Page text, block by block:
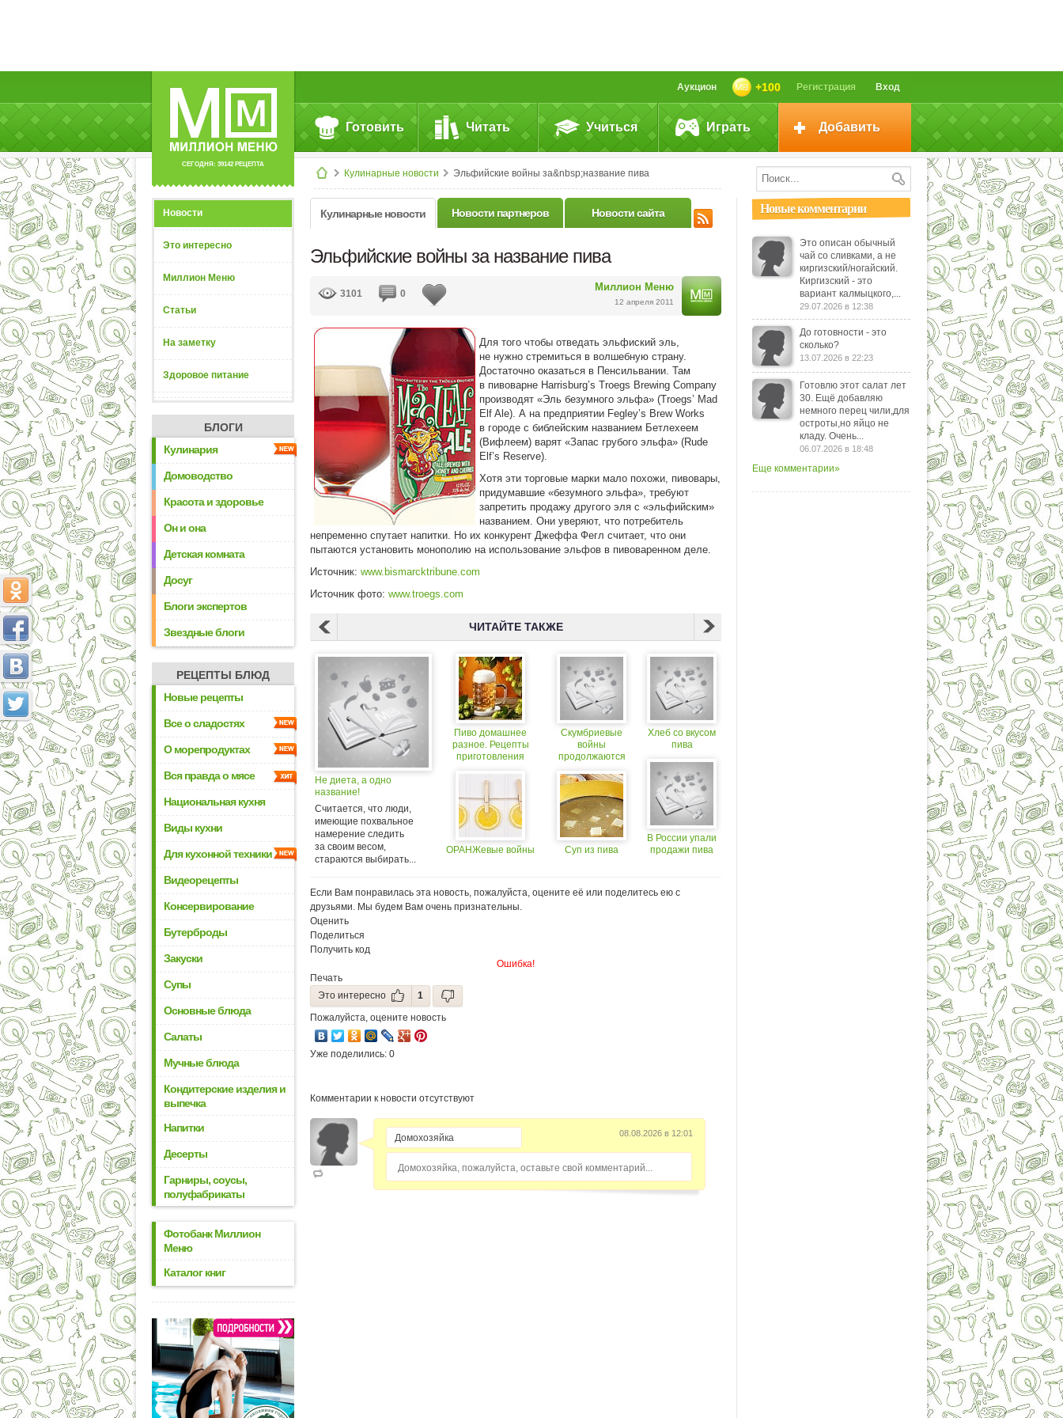
СЕГОДНЯ: 39142 РЕЦЕПТА
Вход
Регистрация
+100
Аукцион
Готовить Читать Учиться Играть Добавить
Кулинарные новости Эльфийские войны за&nbsp;название пива
Новости
Это интересно
Миллион Меню
Статьи
На заметку
Здоровое питание
БЛОГИ
Кулинария
Домоводство
Красота и здоровье
Он и она
Детская комната
Досуг
Блоги экспертов
Звездные блоги
РЕЦЕПТЫ БЛЮД
Новые рецепты
Все о сладостях
О морепродуктах
Вся правда о мясе
Национальная кухня
Виды кухни
Для кухонной техники
Видеорецепты
Консервирование
Бутерброды
Закуски
Супы
Основные блюда
Салаты
Мучные блюда
Кондитерские изделия и
выпечка
Напитки
Десерты
Гарниры, соусы,
полуфабрикаты
Фотобанк Миллион
Меню
Каталог книг
Кулинарные новости Новости партнеров Новости сайта
Эльфийские войны за название пива
Миллион Меню
12 апреля 2011
3101 0
Для того чтобы отведать эльфиский эль,
не нужно стремиться в волшебную страну.
Достаточно оказаться в Пенсильвании. Там
в пивоварне Harrisburg’s Troegs Brewing Company
производят «Эль безумного эльфа» (Troegs’ Mad
Elf Ale). А на предприятии Fegley’s Brew Works
в городе с библейским названием Бетлехеем
(Вифлеем) варят «Запас грубого эльфа» (Rude
Elf’s Reserve).
Хотя эти торговые марки мало похожи, пивовары,
придумавшие «безумного эльфа», требуют
запретить продажу другого эля с «эльфийским»
названием. Они уверяют, что потребитель
непременно спутает напитки. Но их конкурент Джеффа Фегл считает, что они
пытаются установить монополию на использование эльфов в пивоваренном деле.
Источник: www.bismarcktribune.com
Источник фото: www.troegs.com
ЧИТАЙТЕ ТАКЖЕ
Не диета, а одно
название!
Считается, что люди,
имеющие похвальное
намерение следить
за своим весом,
стараются выбирать...
Пиво домашнее
разное. Рецепты
приготовления
.Дрожжи для пива
ОРАНЖевые войны
Скумбриевые
войны
продолжаются
Суп из пива
Хлеб со вкусом
пива
В России упали
продажи пива
Если Вам понравилась эта новость, пожалуйста, оцените её или поделитесь ею с
друзьями. Мы будем Вам очень признательны.
Оценить
Поделиться
Получить код
Ошибка!
Печать
Это интересно
1
Пожалуйста, оцените новость
Уже поделились: 0
Комментарии к новости отсутствуют
08.08.2026 в 12:01
Домохозяйка, пожалуйста, оставьте свой комментарий...
Новые комментарии
Это описан обычный
чай со сливками, а не
киргизский/ногайский.
Киргизский - это
вариант калмыцкого,...
29.07.2026 в 12:38
До готовности - это
сколько?
13.07.2026 в 22:23
Готовлю этот салат лет
30. Ещё добавляю
немного перец чили,для
остроты,но яйцо не
кладу. Очень...
06.07.2026 в 18:48
Еще комментарии»